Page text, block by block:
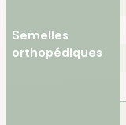
Semelles
orthopédiques